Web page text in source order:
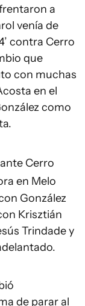
a
venía de
contra Cerro
que
con muchas
en el
como
Cerro
en Melo
González
Krisztián
Trindade y
de parar al